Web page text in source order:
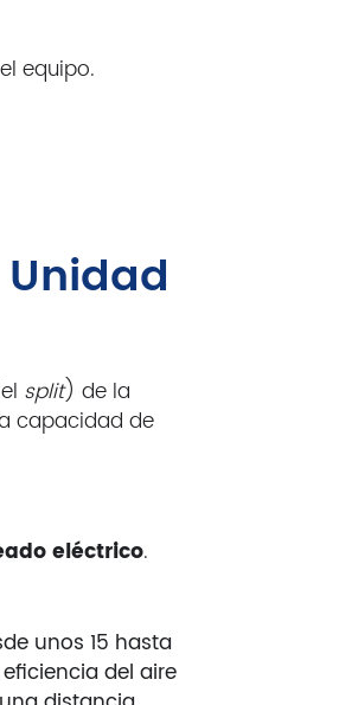
equipo.
split) de la
capacidad de
eléctrico.
unos 15 hasta
del aire